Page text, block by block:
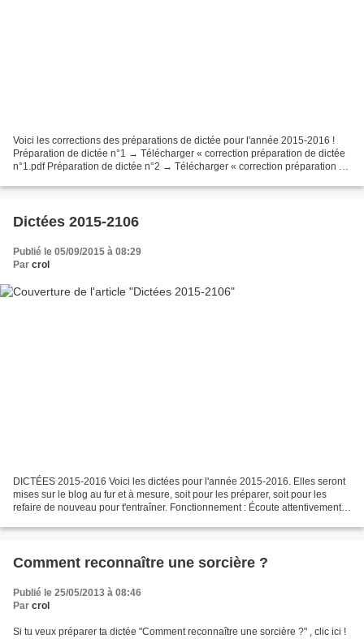
Voici les corrections des préparations de dictée pour l'année 2015-2016 !
Préparation de dictée n°1 → Télécharger « correction préparation de dictée
n°1.pdf Préparation de dictée n°2 → Télécharger « correction préparation de
Dictées 2015-2106
Publié le 05/09/2015 à 08:29
Par crol
DICTÉES 2015-2016 Voici les dictées pour l'année 2015-2016. Elles seront
mises sur le blog au fur et à mesure, soit pour les préparer, soit pour les
refaire de nouveau pour t'entraîner. Fonctionnement : Écoute attentivement
Comment reconnaître une sorcière ?
Publié le 25/05/2013 à 08:46
Par crol
Si tu veux préparer ta dictée "Comment reconnaître une sorcière ?" , clic ici !